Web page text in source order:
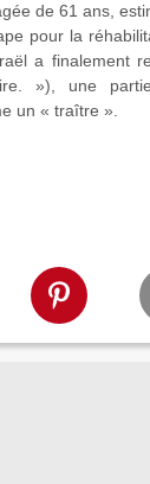
de 61 ans,
pour la
a finalement
»), une
un « traître ».